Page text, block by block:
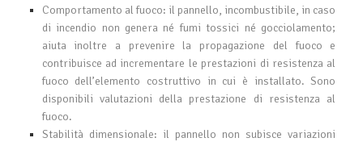
Comportamento al fuoco: il pannello, incombustibile, in caso
di incendio non genera né fumi tossici né gocciolamento;
aiuta inoltre a prevenire la propagazione del fuoco e
contribuisce ad incrementare le prestazioni di resistenza al
fuoco dell’elemento costruttivo in cui è installato. Sono
disponibili valutazioni della prestazione di resistenza al
fuoco.
Stabilità dimensionale: il pannello non subisce variazioni